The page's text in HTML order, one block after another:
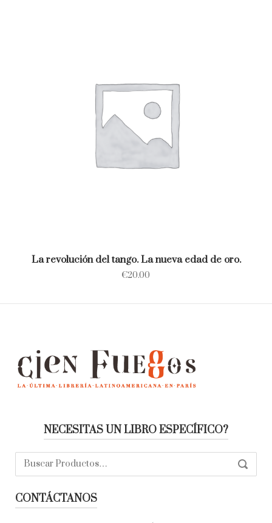
La revolución del tango. La nueva edad de oro.
€20.00
NECESITAS UN LIBRO ESPECÍFICO?
Buscar:
CONTÁCTANOS